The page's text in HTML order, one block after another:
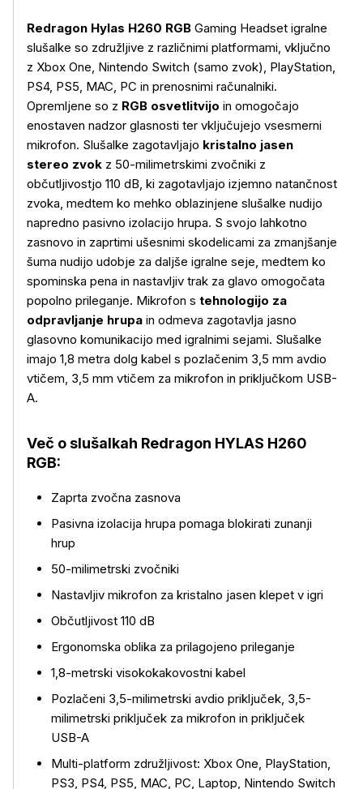
Redragon Hylas H260 RGB Gaming Headset igralne
slušalke so združljive z različnimi platformami, vključno
z Xbox One, Nintendo Switch (samo zvok), PlayStation,
PS4, PS5, MAC, PC in prenosnimi računalniki.
Opremljene so z RGB osvetlitvijo in omogočajo
enostaven nadzor glasnosti ter vključujejo vsesmerni
mikrofon. Slušalke zagotavljajo kristalno jasen
stereo zvok z 50-milimetrskimi zvočniki z
občutljivostjo 110 dB, ki zagotavljajo izjemno natančnost
zvoka, medtem ko mehko oblazinjene slušalke nudijo
napredno pasivno izolacijo hrupa. S svojo lahkotno
zasnovo in zaprtimi ušesnimi skodelicami za zmanjšanje
šuma nudijo udobje za daljše igralne seje, medtem ko
spominska pena in nastavljiv trak za glavo omogočata
popolno prileganje. Mikrofon s tehnologijo za
odpravljanje hrupa in odmeva zagotavlja jasno
glasovno komunikacijo med igralnimi sejami. Slušalke
imajo 1,8 metra dolg kabel s pozlačenim 3,5 mm avdio
vtičem, 3,5 mm vtičem za mikrofon in priključkom USB-
A.
Več o slušalkah Redragon HYLAS H260
RGB:
Zaprta zvočna zasnova
Pasivna izolacija hrupa pomaga blokirati zunanji
hrup
50-milimetrski zvočniki
Nastavljiv mikrofon za kristalno jasen klepet v igri
Občutljivost 110 dB
Ergonomska oblika za prilagojeno prileganje
1,8-metrski visokokakovostni kabel
Pozlačeni 3,5-milimetrski avdio priključek, 3,5-
milimetrski priključek za mikrofon in priključek
USB-A
Multi-platform združljivost: Xbox One, PlayStation,
PS3, PS4, PS5, MAC, PC, Laptop, Nintendo Switch